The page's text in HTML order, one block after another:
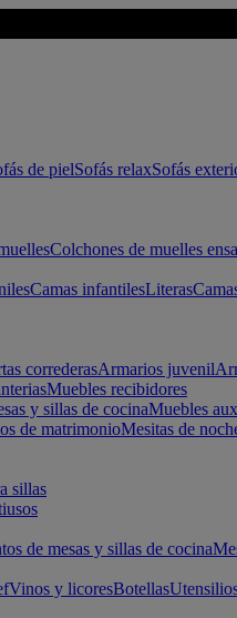
de pielSofás relaxSofás
Colchones de muelles
Camas infantilesLiteras
correderasArmarios juvenil
Muebles recibidores
y sillas de cocinaMuebles
de matrimonioMesitas de
sillas
de mesas y sillas de cocina
Vinos y licoresBotellas